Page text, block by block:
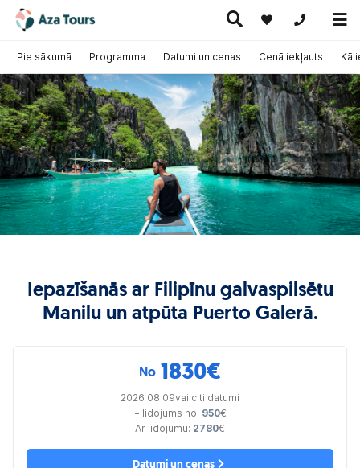
+371
ceļojumi
Ceļojumi
pa Eiropu
(ar
lidmašīnu)
Kruīzi
Karstie
piedāvājumi
Iepazīšanās ar Filipīnu galvaspilsētu
Manilu un atpūta Puerto Galerā.
Pie sākumā Programma Datumi un cenas Cenā iekļauts Kā
No 1830€
2026 08 09vai citi datumi
+ lidojums no: 950€
Ar lidojumu: 2780€
Datumi un cenas